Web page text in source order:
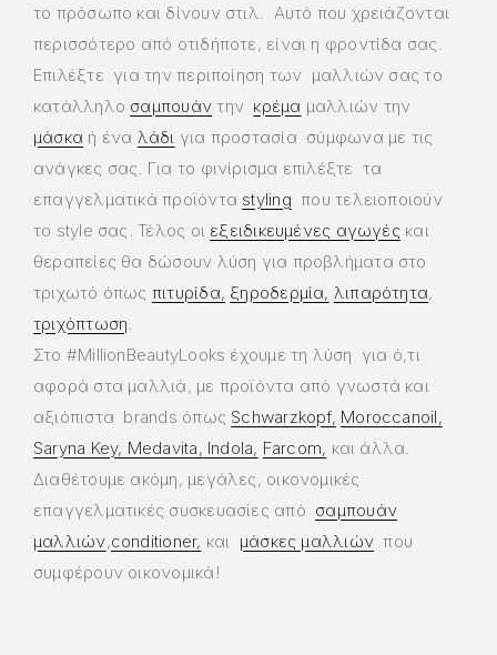
το πρόσωπο και δίνουν στιλ. Αυτό που χρειάζονται
περισσότερο από οτιδήποτε, είναι η φροντίδα σας.
Επιλέξτε για την περιποίηση των μαλλιών σας το
κατάλληλο σαμπουάν την κρέμα μαλλιών την
μάσκα ή ένα λάδι για προστασία σύμφωνα με τις
ανάγκες σας. Για το φινίρισμα επιλέξτε τα
επαγγελματικά προϊόντα styling που τελειοποιούν
το style σας. Τέλος οι εξειδικευμένες αγωγές και
θεραπείες θα δώσουν λύση για προβλήματα στο
τριχωτό όπως πιτυρίδα, ξηροδερμία, λιπαρότητα,
τριχόπτωση
Στο #MillionBeautyLooks έχουμε τη λύση για ό,τι
αφορά στα μαλλιά, με προϊόντα από γνωστά και
αξιόπιστα brands όπως Schwarzkopf, Moroccanoil,
Saryna Key, Medavita, Indola, Farcom, και άλλα.
Διαθέτουμε ακόμη, μεγάλες, οικονομικές
επαγγελματικές συσκευασίες από σαμπουάν
μαλλιών,conditioner, και μάσκες μαλλιών που
συμφέρουν οικονομικά!